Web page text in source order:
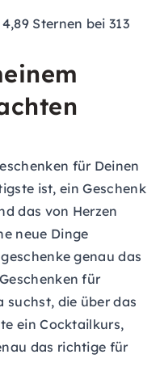
Sternen bei 313
für Deinen
ist, ein Geschenk
das von Herzen
neue Dinge
genau das
für
suchst, die über das
einCocktailkurs,
das richtige für